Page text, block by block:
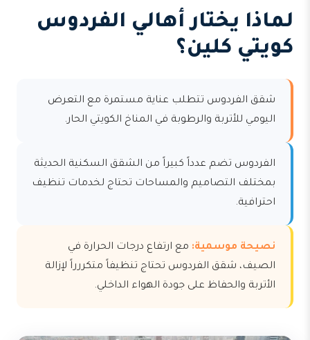
لماذا يختار أهالي الفردوس
كويتي كلين؟
شقق الفردوس تتطلب عناية مستمرة مع التعرض
اليومي للأتربة والرطوبة في المناخ الكويتي الحار.
الفردوس تضم عدداً كبيراً من الشقق السكنية الحديثة
بمختلف التصاميم والمساحات تحتاج لخدمات تنظيف
احترافية.
نصيحة موسمية: مع ارتفاع درجات الحرارة في
الصيف، شقق الفردوس تحتاج تنظيفاً متكررراً لإزالة
الأتربة والحفاظ على جودة الهواء الداخلي.